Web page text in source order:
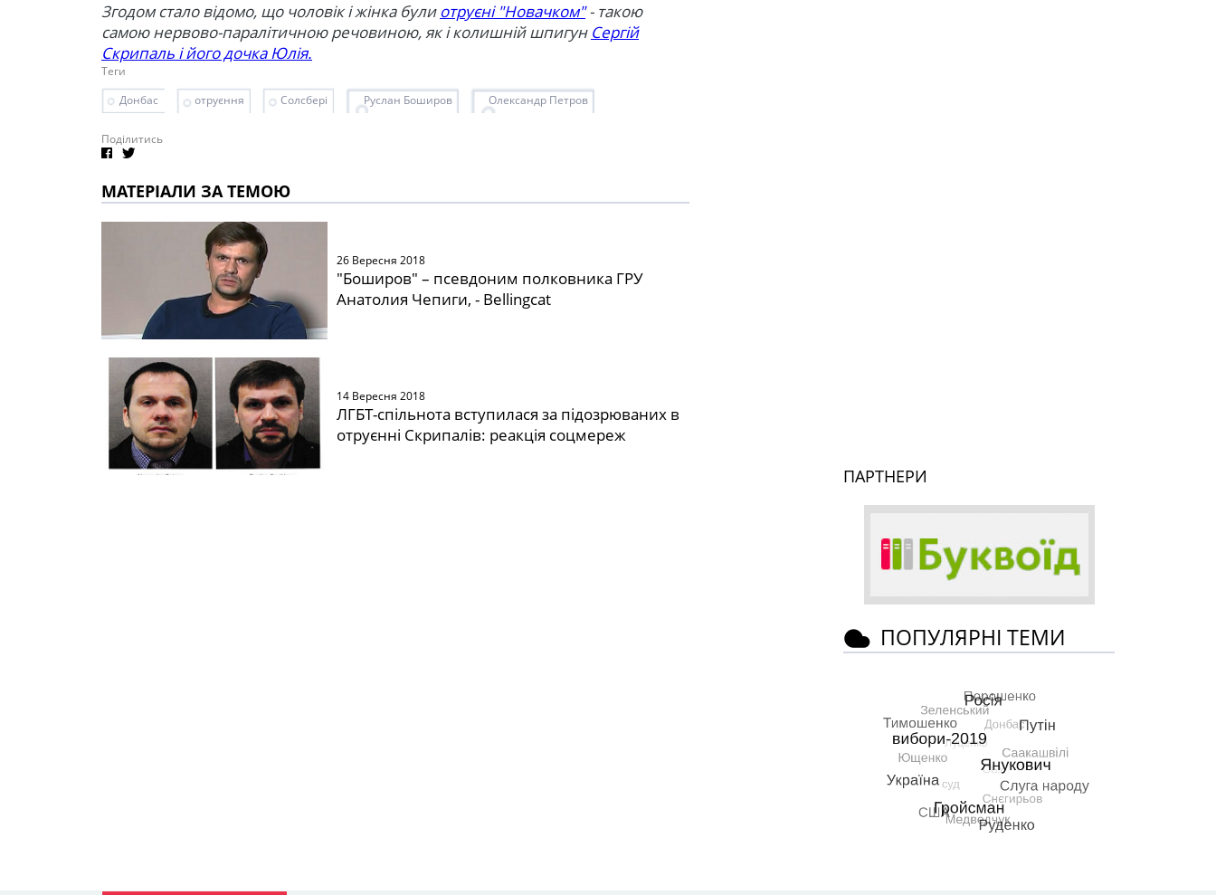
Згодом стало відомо, що чоловік і жінка були отруєні "Новачком"- такою
самою нервово-паралітичною речовиною, як і колишній шпигун Сергій
Скрипаль і його дочка Юлія.
Теги
Донбас
отруєння Солсбері Руслан Боширов Олександр Петров
Поділитись
МАТЕРІАЛИ ЗА ТЕМОЮ
26 Вересня 2018
"Боширов" – псевдоним полковника ГРУ
Анатолия Чепиги, - Bellingcat
14 Вересня 2018
ЛГБТ-спільнота вступилася за підозрюваних в
отруєнні Скрипалів: реакція соцмереж
ПАРТНЕРИ
ПОПУЛЯРНІ ТЕМИ